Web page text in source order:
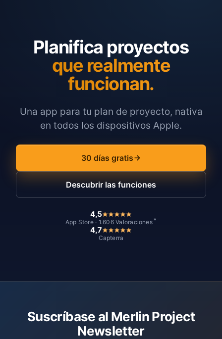
Planifica proyectos
que realmente
funcionan.
Una app para tu plan de proyecto, nativa
en todos los dispositivos Apple.
30 días gratis
Descubrir las funciones
4,5
App Store · 1.606 Valoraciones *
4,7
Capterra
Suscríbase al Merlin Project
Newsletter